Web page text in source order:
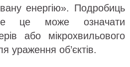
енергію». Подробиць
це може означати
або мікрохвильового
ураження об’єктів.